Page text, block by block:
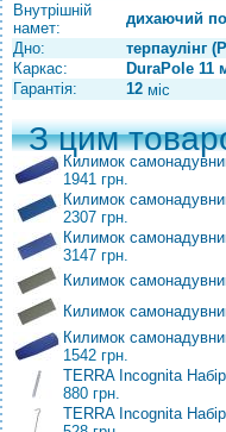
Внутрішній
намет:
дихаючий
Дно:
терпаулінг
Каркас:
DuraPole 11
Гарантія:
12 міс
З цим
Килимок
1941 грн.
Килимок
2307 грн.
Килимок
3147 грн.
Килимок
Килимок
Килимок
1542 грн.
TERRA Incognita
880 грн.
TERRA Incognita